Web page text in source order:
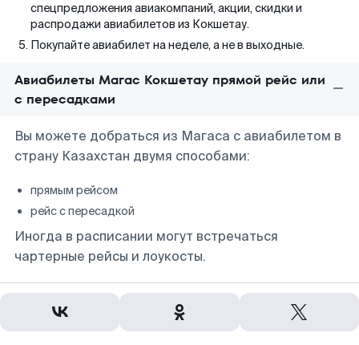
спецпредложения авиакомпаний, акции, скидки и
распродажи авиабилетов из Кокшетау.
Покупайте авиабилет на неделе, а не в выходные.
Авиабилеты Магас Кокшетау прямой рейс или
с пересадками
Вы можете добраться из Магаса с авиабилетом в
страну Казахстан двумя способами:
прямым рейсом
рейс с пересадкой
Иногда в расписании могут встречаться
чартерные рейсы и лоукосты.